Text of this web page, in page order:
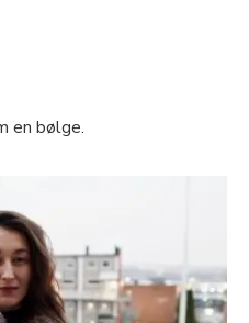
en bølge.